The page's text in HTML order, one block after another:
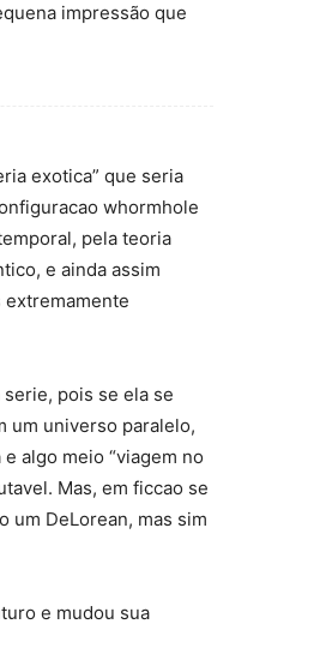
impressão que
exotica” que seria
whormhole
pela teoria
e ainda assim
pois se ela se
um universo paralelo,
algo meio “viagem no
Mas, em ficcao se
um DeLorean, mas sim
e mudou sua